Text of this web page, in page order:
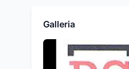
Galleria